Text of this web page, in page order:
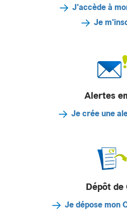
J'accède à
Je
Alertes
Je crée une
Dépôt de
Je dépose mon